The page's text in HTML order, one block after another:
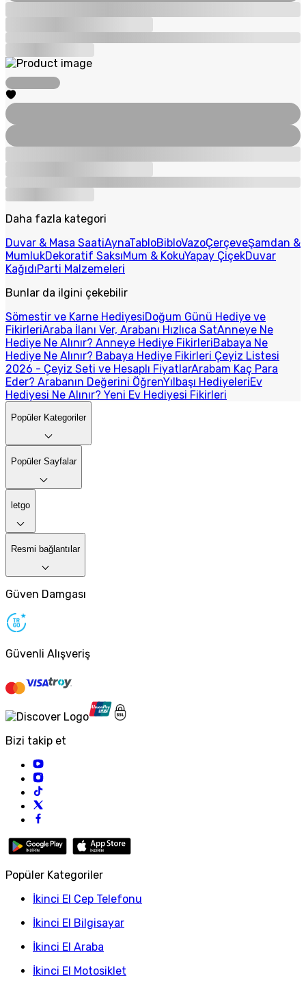
Daha fazla kategori
Duvar & Masa SaatiAynaTabloBibloVazoÇerçeveŞamdan &
MumlukDekoratif SaksıMum & KokuYapay ÇiçekDuvar
KağıdıParti Malzemeleri
Bunlar da ilgini çekebilir
Sömestir ve Karne HediyesiDoğum Günü Hediye ve
FikirleriAraba İlanı Ver, Arabanı Hızlıca SatAnneye Ne
Hediye Ne Alınır? Anneye Hediye FikirleriBabaya Ne
Hediye Ne Alınır? Babaya Hediye Fikirleri Çeyiz Listesi
2026 - Çeyiz Seti ve Hesaplı FiyatlarArabam Kaç Para
Eder? Arabanın Değerini ÖğrenYılbaşı HediyeleriEv
Hediyesi Ne Alınır? Yeni Ev Hediyesi Fikirleri
Popüler Kategoriler
Popüler Sayfalar
letgo
Resmi bağlantılar
Güven Damgası
Güvenli Alışveriş
Bizi takip et
Popüler Kategoriler
İkinci El Cep Telefonu
İkinci El Bilgisayar
İkinci El Araba
İkinci El Motosiklet